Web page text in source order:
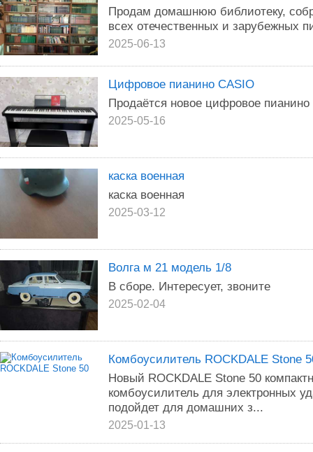
Продам домашнюю библиотеку,
всех отечественных и зарубежных
2025-06-13
Цифровое пианино CASIO
Продаётся новое цифровое
2025-05-16
каска военная
каска военная
2025-03-12
Волга м 21 модель 1/8
В сборе. Интересует, звоните
2025-02-04
Комбоусилитель ROCKDALE Stone
Новый ROCKDALE Stone 50
комбоусилитель для электронных
подойдет для домашних з...
2025-01-13